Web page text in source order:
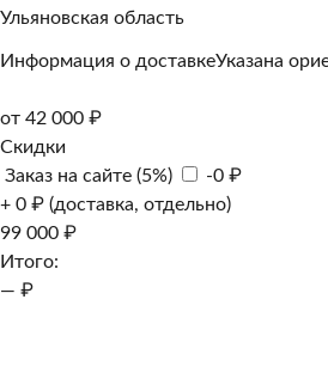
Ульяновская область
Информация о доставкеУказана
от 42 000 ₽
Скидки
Заказ на сайте (5%)
-0 ₽
+ 0 ₽ (доставка, отдельно)
99 000 ₽
Итого:
— ₽